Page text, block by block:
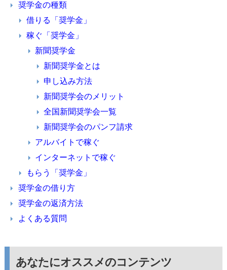
奨学金の種類
借りる「奨学金」
稼ぐ「奨学金」
新聞奨学金
新聞奨学金とは
申し込み方法
新聞奨学会のメリット
全国新聞奨学会一覧
新聞奨学会のパンフ請求
アルバイトで稼ぐ
インターネットで稼ぐ
もらう「奨学金」
奨学金の借り方
奨学金の返済方法
よくある質問
あなたにオススメのコンテンツ